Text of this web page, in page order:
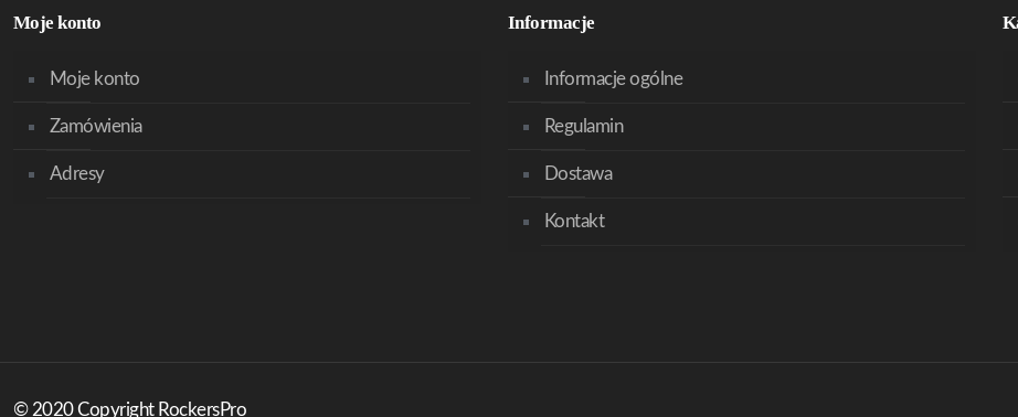
Moje konto
Moje konto
Zamówienia
Adresy
Informacje
Informacje ogólne
Regulamin
Dostawa
Kontakt
© 2020 Copyright RockersPro